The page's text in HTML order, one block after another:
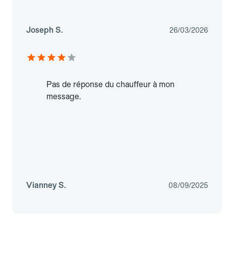
Joseph S. 26/03/2026
Pas de réponse du chauffeur à mon
message.
Vianney S. 08/09/2025